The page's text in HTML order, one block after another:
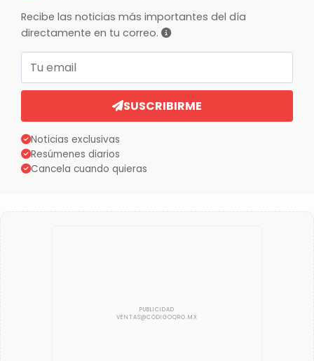
Recibe las noticias más importantes del día
directamente en tu correo.
Correo electrónico
SUSCRIBIRME
Noticias exclusivas
Resúmenes diarios
Cancela cuando quieras